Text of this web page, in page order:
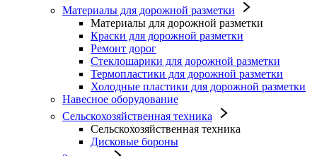
Материалы для дорожной разметки
Материалы для дорожной разметки
Краски для дорожной разметки
Ремонт дорог
Стеклошарики для дорожной разметки
Термопластики для дорожной разметки
Холодные пластики для дорожной разметки
Навесное оборудование
Сельскохозяйственная техника
Сельскохозяйственная техника
Дисковые бороны